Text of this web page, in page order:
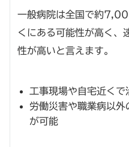
一般病院は全国で約
くにある可能性が高く、
性が高いと言えます。
工事現場や自宅近く
労働災害や職業病以
が可能